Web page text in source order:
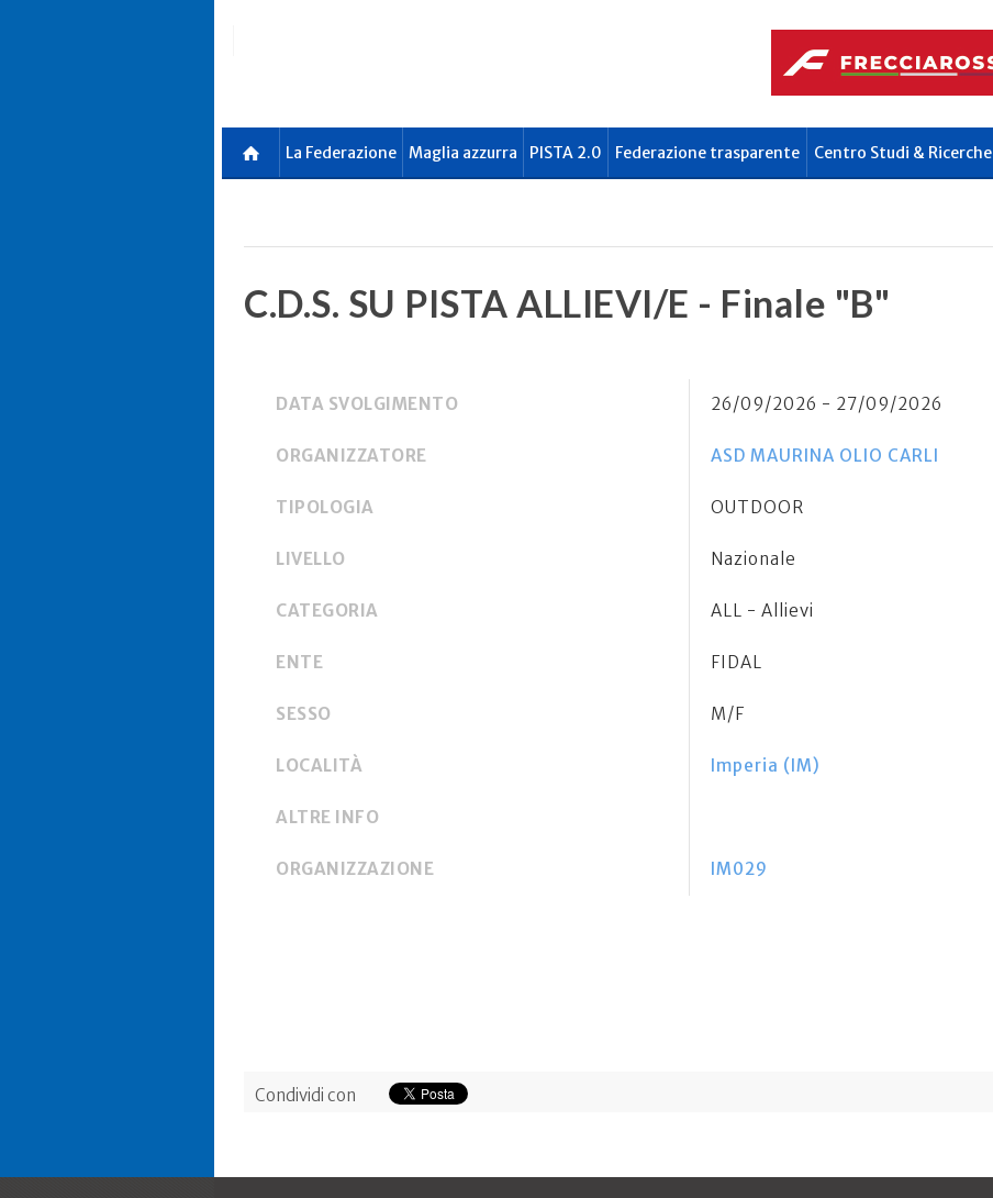
La Federazione Maglia azzurra PISTA 2.0 Federazione trasparente Centro Studi & Ricerche
C.D.S. SU PISTA ALLIEVI/E - Finale "B"
DATA SVOLGIMENTO 26/09/2026 - 27/09/2026
ORGANIZZATORE ASD MAURINA OLIO CARLI
TIPOLOGIA OUTDOOR
LIVELLO Nazionale
CATEGORIA ALL - Allievi
ENTE FIDAL
SESSO M/F
LOCALITÀ Imperia (IM)
ALTRE INFO
ORGANIZZAZIONE IM029
Condividi con